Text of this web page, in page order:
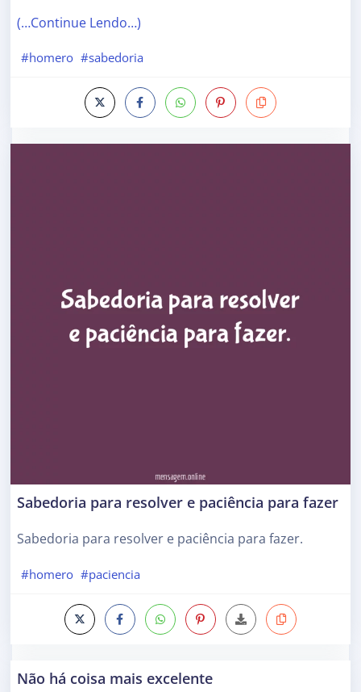
(…Continue Lendo…)
#homero #sabedoria
Sabedoria para resolver e paciência para fazer
Sabedoria para resolver e paciência para fazer.
#homero #paciencia
Não há coisa mais excelente